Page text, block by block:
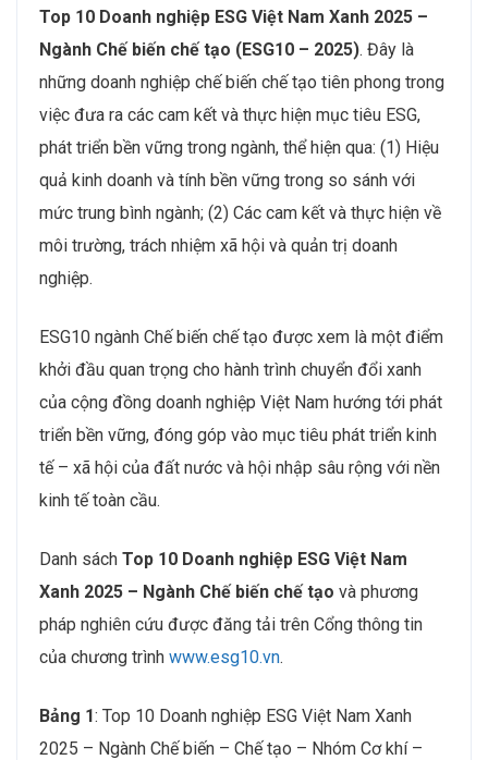
Top 10 Doanh nghiệp ESG Việt Nam Xanh 2025 –
Ngành Chế biến chế tạo (ESG10 – 2025). Đây là
những doanh nghiệp chế biến chế tạo tiên phong trong
việc đưa ra các cam kết và thực hiện mục tiêu ESG,
phát triển bền vững trong ngành, thể hiện qua: (1) Hiệu
quả kinh doanh và tính bền vững trong so sánh với
mức trung bình ngành; (2) Các cam kết và thực hiện về
môi trường, trách nhiệm xã hội và quản trị doanh
nghiệp.
ESG10 ngành Chế biến chế tạo được xem là một điểm
khởi đầu quan trọng cho hành trình chuyển đổi xanh
của cộng đồng doanh nghiệp Việt Nam hướng tới phát
triển bền vững, đóng góp vào mục tiêu phát triển kinh
tế – xã hội của đất nước và hội nhập sâu rộng với nền
kinh tế toàn cầu.
Danh sách Top 10 Doanh nghiệp ESG Việt Nam
Xanh 2025 – Ngành Chế biến chế tạo và phương
pháp nghiên cứu được đăng tải trên Cổng thông tin
của chương trình www.esg10.vn.
Bảng 1: Top 10 Doanh nghiệp ESG Việt Nam Xanh
2025 – Ngành Chế biến – Chế tạo – Nhóm Cơ khí –